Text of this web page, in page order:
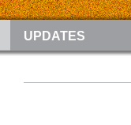
UPDATES